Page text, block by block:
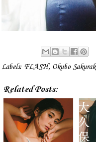
Labels: FLASH, Okubo
Related Posts: